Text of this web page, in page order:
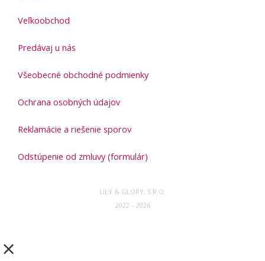
Veľkoobchod
Predávaj u nás
Všeobecné obchodné podmienky
Ochrana osobných údajov
Reklamácie a riešenie sporov
Odstúpenie od zmluvy (formulár)
LILY & GLORY, S.R.O.
2022 – 2026